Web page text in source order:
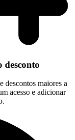
desconto
descontos maiores a
acesso e adicionar